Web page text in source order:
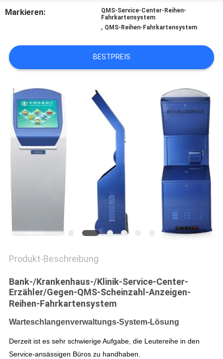
IN
NACHRICHTEN
FORDERN
SIE
EIN
ZITAT
PRIVACY
POLICY
Markieren:
QMS-Service-Center-Reihen-
Fahrkartensystem
, QMS-Reihen-Fahrkartensystem
BESTPREIS
Produkt-Beschreibung
Bank-/Krankenhaus-/Klinik-Service-Center-
Erzähler/Gegen-QMS-Scheinzahl-Anzeigen-
Reihen-Fahrkartensystem
Warteschlangenverwaltungs-System-Lösung
Derzeit ist es sehr schwierige Aufgabe, die Leutereihe in den
Service-ansässigen Büros zu handhaben.